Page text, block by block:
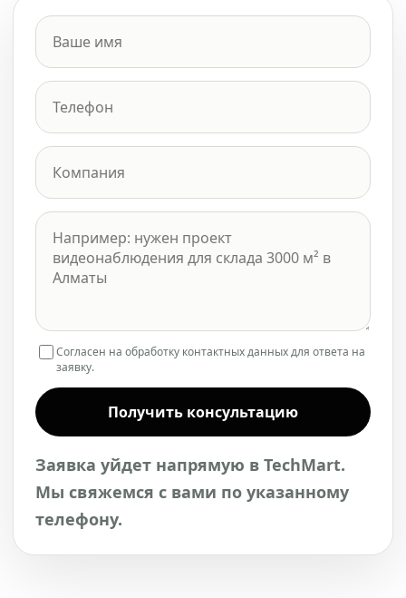
Согласен на обработку контактных данных для ответа на
заявку.
Получить консультацию
Заявка уйдет напрямую в TechMart.
Мы свяжемся с вами по указанному
телефону.